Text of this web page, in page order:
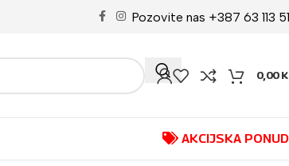
Pozovite nas +387 63 113
0,00
AKCIJSKA